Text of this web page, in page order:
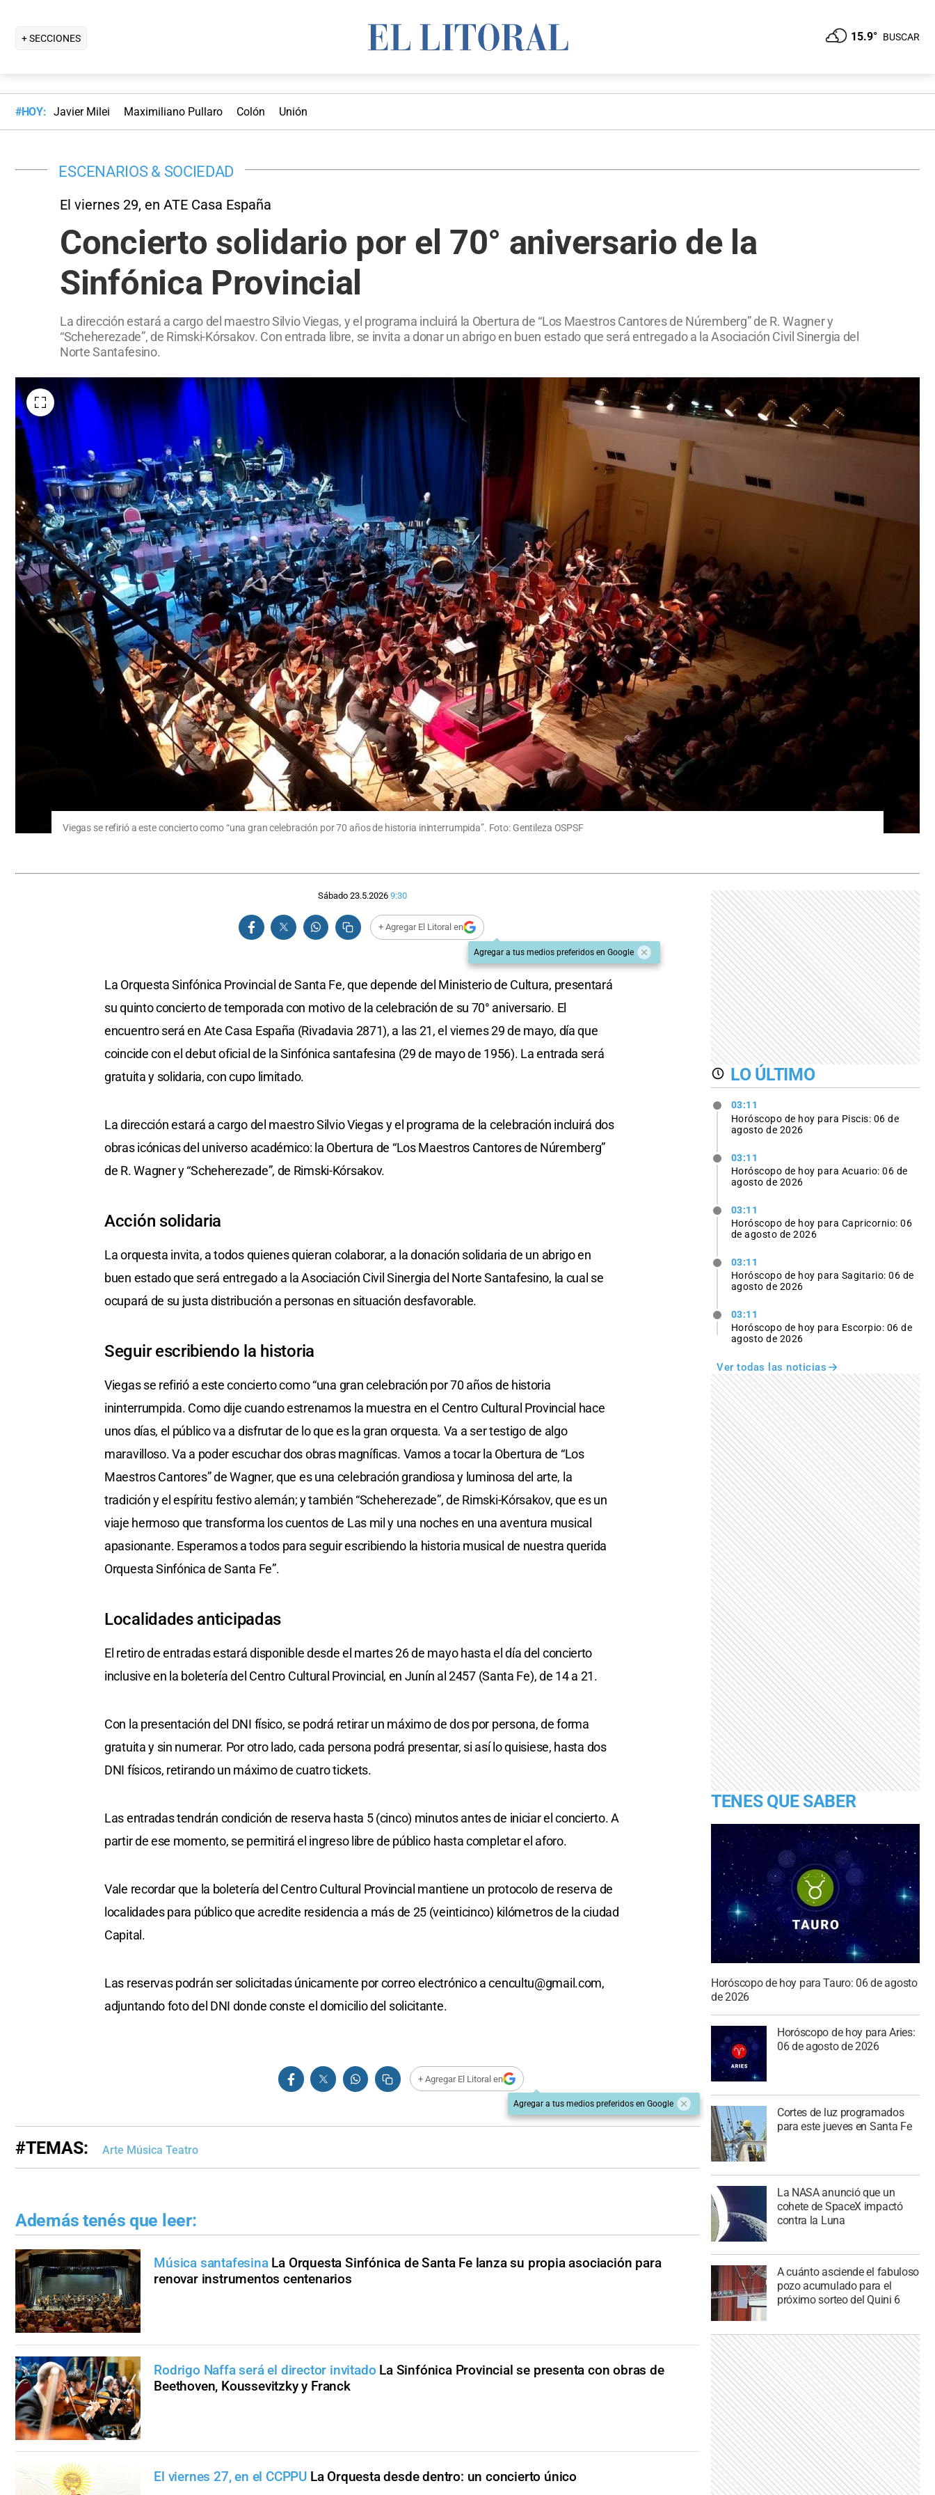
+ SECCIONES 15.9° BUSCAR
#HOY: Javier Milei Maximiliano Pullaro Colón Unión
ESCENARIOS & SOCIEDAD
El viernes 29, en ATE Casa España
Concierto solidario por el 70° aniversario de la
Sinfónica Provincial
La dirección estará a cargo del maestro Silvio Viegas, y el programa incluirá la Obertura de “Los Maestros Cantores de Núremberg” de R. Wagner y
“Scheherezade”, de Rimski-Kórsakov. Con entrada libre, se invita a donar un abrigo en buen estado que será entregado a la Asociación Civil Sinergia del
Norte Santafesino.
Viegas se refirió a este concierto como “una gran celebración por 70 años de historia ininterrumpida”. Foto: Gentileza OSPSF
Sábado 23.5.2026 9:30
+ Agregar El Litoral en
Agregar a tus medios preferidos en Google
La Orquesta Sinfónica Provincial de Santa Fe, que depende del Ministerio de Cultura, presentará
su quinto concierto de temporada con motivo de la celebración de su 70° aniversario. El
encuentro será en Ate Casa España (Rivadavia 2871), a las 21, el viernes 29 de mayo, día que
coincide con el debut oficial de la Sinfónica santafesina (29 de mayo de 1956). La entrada será
gratuita y solidaria, con cupo limitado.
La dirección estará a cargo del maestro Silvio Viegas y el programa de la celebración incluirá dos
obras icónicas del universo académico: la Obertura de “Los Maestros Cantores de Núremberg”
de R. Wagner y “Scheherezade”, de Rimski-Kórsakov.
Acción solidaria
La orquesta invita, a todos quienes quieran colaborar, a la donación solidaria de un abrigo en
buen estado que será entregado a la Asociación Civil Sinergia del Norte Santafesino, la cual se
ocupará de su justa distribución a personas en situación desfavorable.
Seguir escribiendo la historia
Viegas se refirió a este concierto como “una gran celebración por 70 años de historia
ininterrumpida. Como dije cuando estrenamos la muestra en el Centro Cultural Provincial hace
unos días, el público va a disfrutar de lo que es la gran orquesta. Va a ser testigo de algo
maravilloso. Va a poder escuchar dos obras magníficas. Vamos a tocar la Obertura de “Los
Maestros Cantores” de Wagner, que es una celebración grandiosa y luminosa del arte, la
tradición y el espíritu festivo alemán; y también “Scheherezade”, de Rimski-Kórsakov, que es un
viaje hermoso que transforma los cuentos de Las mil y una noches en una aventura musical
apasionante. Esperamos a todos para seguir escribiendo la historia musical de nuestra querida
Orquesta Sinfónica de Santa Fe”.
Localidades anticipadas
El retiro de entradas estará disponible desde el martes 26 de mayo hasta el día del concierto
inclusive en la boletería del Centro Cultural Provincial, en Junín al 2457 (Santa Fe), de 14 a 21.
Con la presentación del DNI físico, se podrá retirar un máximo de dos por persona, de forma
gratuita y sin numerar. Por otro lado, cada persona podrá presentar, si así lo quisiese, hasta dos
DNI físicos, retirando un máximo de cuatro tickets.
Las entradas tendrán condición de reserva hasta 5 (cinco) minutos antes de iniciar el concierto. A
partir de ese momento, se permitirá el ingreso libre de público hasta completar el aforo.
Vale recordar que la boletería del Centro Cultural Provincial mantiene un protocolo de reserva de
localidades para público que acredite residencia a más de 25 (veinticinco) kilómetros de la ciudad
Capital.
Las reservas podrán ser solicitadas únicamente por correo electrónico acencultu@gmail.com,
adjuntando foto del DNI donde conste el domicilio del solicitante.
+ Agregar El Litoral en
Agregar a tus medios preferidos en Google
#TEMAS: Arte Música Teatro
Además tenés que leer:
Música santafesina La Orquesta Sinfónica de Santa Fe lanza su propia asociación para
renovar instrumentos centenarios
Rodrigo Naffa será el director invitado La Sinfónica Provincial se presenta con obras de
Beethoven, Koussevitzky y Franck
El viernes 27, en el CCPPU La Orquesta desde dentro: un concierto único
LO ÚLTIMO
03:11
Horóscopo de hoy para Piscis: 06 de
agosto de 2026
03:11
Horóscopo de hoy para Acuario: 06 de
agosto de 2026
03:11
Horóscopo de hoy para Capricornio: 06
de agosto de 2026
03:11
Horóscopo de hoy para Sagitario: 06 de
agosto de 2026
03:11
Horóscopo de hoy para Escorpio: 06 de
agosto de 2026
Ver todas las noticias
TENES QUE SABER
Horóscopo de hoy para Tauro: 06 de agosto
de 2026
Horóscopo de hoy para Aries:
06 de agosto de 2026
Cortes de luz programados
para este jueves en Santa Fe
La NASA anunció que un
cohete de SpaceX impactó
contra la Luna
A cuánto asciende el fabuloso
pozo acumulado para el
próximo sorteo del Quini 6